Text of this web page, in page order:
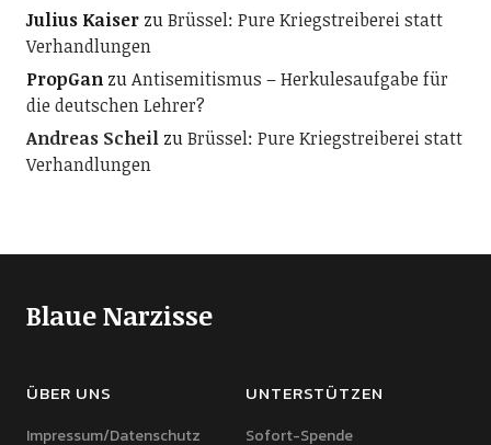
Julius KaiserzuBrüssel: Pure Kriegstreiberei statt
Verhandlungen
PropGanzuAntisemitismus – Herkulesaufgabe für
die deutschen Lehrer?
Andreas ScheilzuBrüssel: Pure Kriegstreiberei statt
Verhandlungen
Blaue Narzisse
ÜBER UNS
Impressum/Datenschutz
UNTERSTÜTZEN
Sofort-Spende